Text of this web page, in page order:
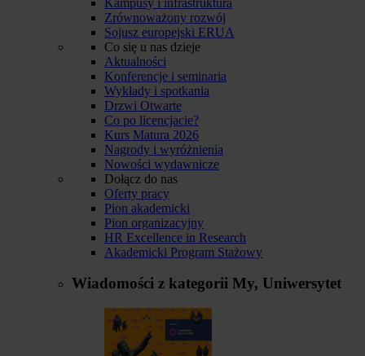
Zrównoważony rozwój
Sojusz europejski ERUA
Co się u nas dzieje
Aktualności
Konferencje i seminaria
Wykłady i spotkania
Drzwi Otwarte
Co po licencjacie?
Kurs Matura 2026
Nagrody i wyróżnienia
Nowości wydawnicze
Dołącz do nas
Oferty pracy
Pion akademicki
Pion organizacyjny
HR Excellence in Research
Akademicki Program Stażowy
Wiadomości z kategorii My, Uniwersytet